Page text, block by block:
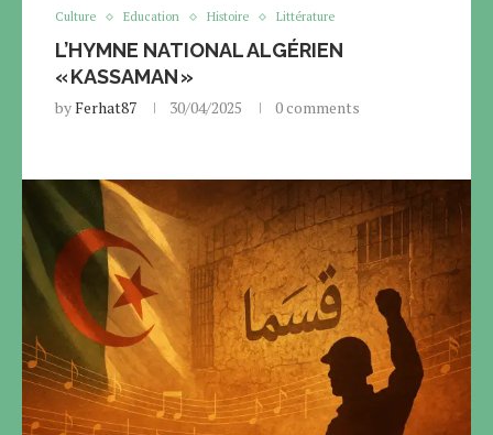
Culture Education Histoire Littérature
L’HYMNE NATIONAL ALGÉRIEN
« KASSAMAN »
byFerhat87 30/04/2025 0 comments